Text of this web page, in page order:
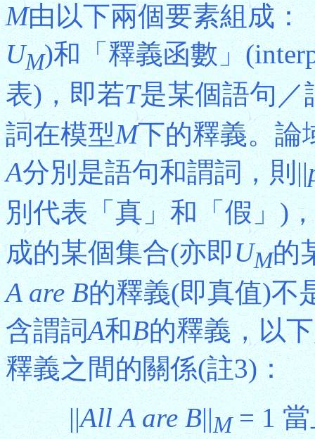
M由以下兩個要素組成：
UM)和「釋義函數」
表)，即若T是某個語句／
詞在模型M下的釋義。論
A分別是語句和謂詞，則||
別代表「真」和「假」)
成的某個集合(亦即UM的
A are B的釋義(即真值)不
含謂詞A和B的釋義，以
釋義之間的關係(註3)：
||All A are B||M= 1 當